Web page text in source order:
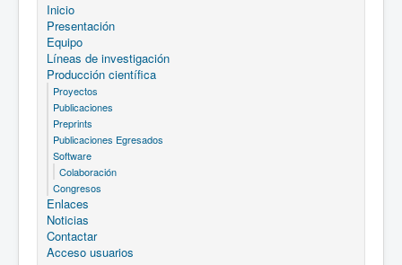
Inicio
Presentación
Equipo
Líneas de investigación
Producción científica
Proyectos
Publicaciones
Preprints
Publicaciones Egresados
Software
Colaboración
Congresos
Enlaces
Noticias
Contactar
Acceso usuarios